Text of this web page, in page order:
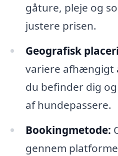
gåture, pleje og
justere prisen.
Geografisk
variere afhængigt
du befinder dig
af hundepassere.
Bookingmetode:
gennem